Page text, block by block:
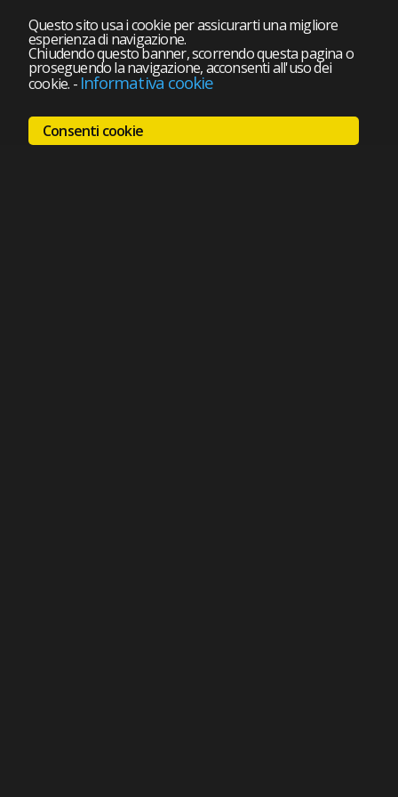
Questo sito usa i cookie per assicurarti una migliore
esperienza di navigazione.
Chiudendo questo banner, scorrendo questa pagina o
proseguendo la navigazione, acconsenti all'uso dei
cookie. - Informativa cookie
Consenti cookie